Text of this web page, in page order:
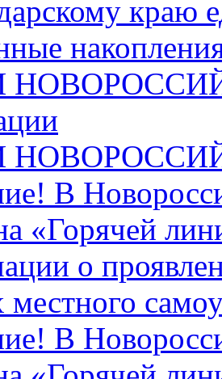
краю
В
«Горячей
о
местного
В